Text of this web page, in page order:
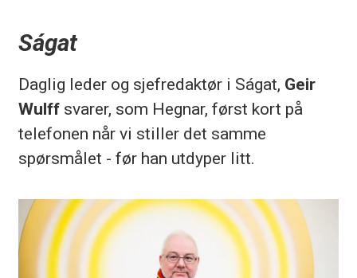
Ságat
Daglig leder og sjefredaktør i Ságat, Geir
Wulffsvarer, som Hegnar, først kort på
telefonen når vi stiller det samme
spørsmålet - før han utdyper litt.